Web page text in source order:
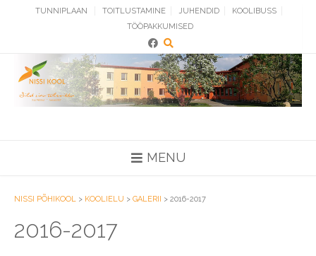
TUNNIPLAAN TOITLUSTAMINE JUHENDID
KOOLIBUSS
TÖÖPAKKUMISED
MENU
NISSI PÕHIKOOL > KOOLIELU > GALERII > 2016-2017
2016-2017